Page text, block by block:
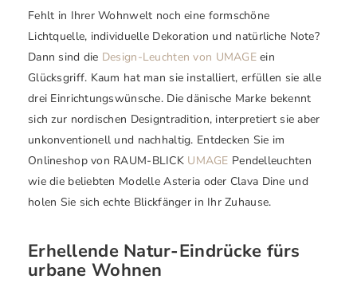
Fehlt in Ihrer Wohnwelt noch eine formschöne
Lichtquelle, individuelle Dekoration und natürliche Note?
Dann sind die Design-Leuchten von UMAGEein
Glücksgriff. Kaum hat man sie installiert, erfüllen sie alle
drei Einrichtungswünsche. Die dänische Marke bekennt
sich zur nordischen Designtradition, interpretiert sie aber
unkonventionell und nachhaltig. Entdecken Sie im
Onlineshop von RAUM-BLICK UMAGE Pendelleuchten
wie die beliebten Modelle Asteria oder Clava Dine und
holen Sie sich echte Blickfänger in Ihr Zuhause.
Erhellende Natur-Eindrücke fürs
urbane Wohnen